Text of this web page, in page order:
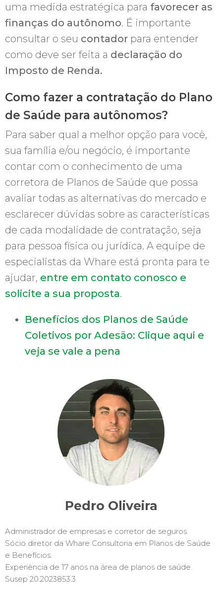
uma medida estratégica para favorecer as
finanças do autônomo. É importante
consultar o seu contador para entender
como deve ser feita a declaração do
Imposto de Renda.
Como fazer a contratação do Plano
de Saúde para autônomos?
Para saber qual a melhor opção para você,
sua família e/ou negócio, é importante
contar com o conhecimento de uma
corretora de Planos de Saúde que possa
avaliar todas as alternativas do mercado e
esclarecer dúvidas sobre as características
de cada modalidade de contratação, seja
para pessoa física ou jurídica. A equipe de
especialistas da Whare está pronta para te
ajudar, entre em contato conosco e
solicite a sua proposta.
Benefícios dos Planos de Saúde
Coletivos por Adesão: Clique aqui e
veja se vale a pena
Pedro Oliveira
Administrador de empresas e corretor de seguros.
Sócio diretor da Whare Consultoria em Planos de Saúde
e Benefícios.
Experiência de 17 anos na área de planos de saúde.
Susep 20.2023853.3